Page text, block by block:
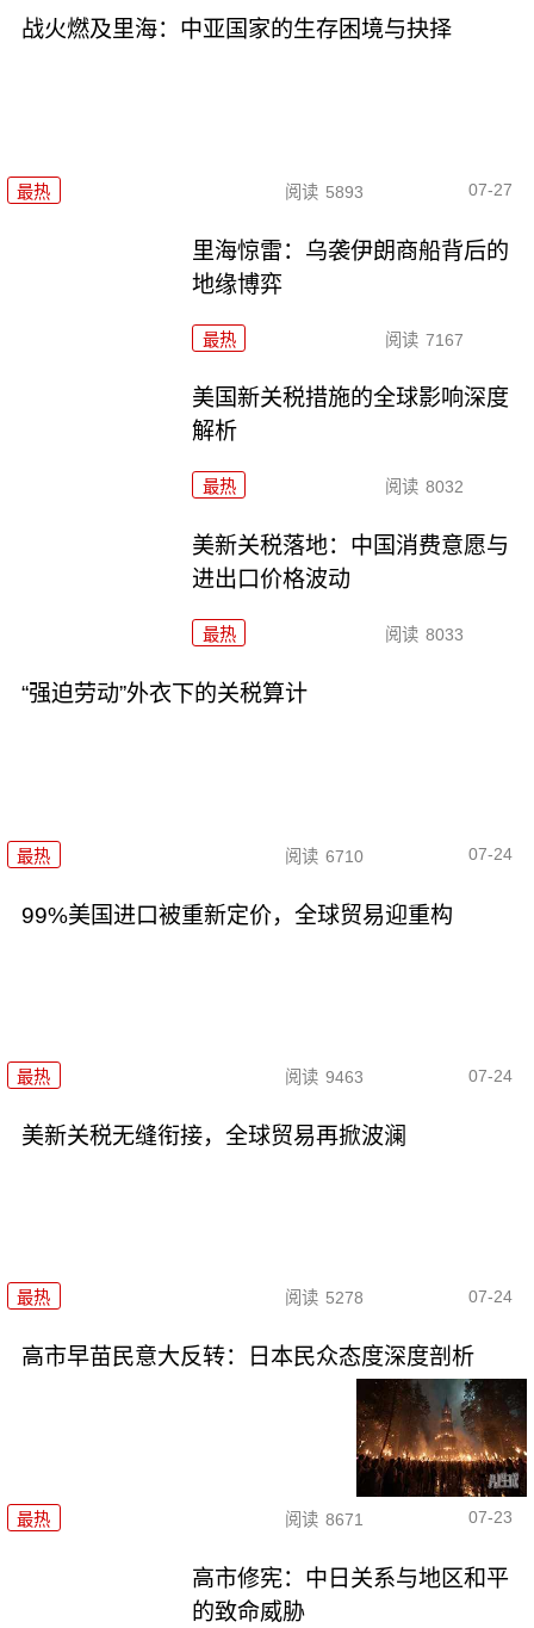
战火燃及里海：中亚国家的生存困境与抉择
最热 阅读 5893 07-27
里海惊雷：乌袭伊朗商船背后的
地缘博弈
最热 阅读 7167
美国新关税措施的全球影响深度
解析
最热 阅读 8032
美新关税落地：中国消费意愿与
进出口价格波动
最热 阅读 8033
“强迫劳动”外衣下的关税算计
最热 阅读 6710 07-24
99%美国进口被重新定价，全球贸易迎重构
最热 阅读 9463 07-24
美新关税无缝衔接，全球贸易再掀波澜
最热 阅读 5278 07-24
高市早苗民意大反转：日本民众态度深度剖析
最热 阅读 8671 07-23
高市修宪：中日关系与地区和平
的致命威胁